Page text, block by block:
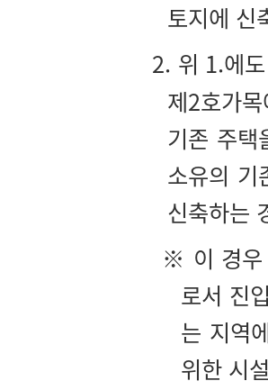
토지에 신
2. 위 1.에
제2호가
기존 주택
소유의 기
신축하는
※ 이 경우
로서 진
는 지역
위한 시